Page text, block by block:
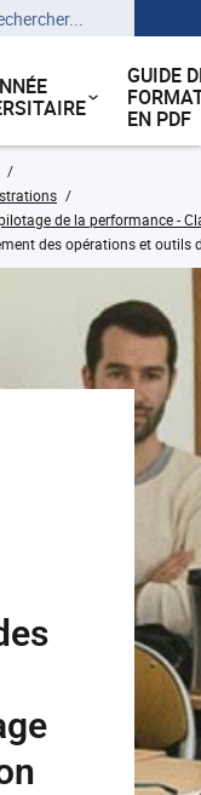
GUIDE
EN PDF
de la performance -
des opérations et